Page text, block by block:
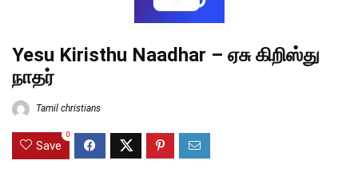
Yesu Kiristhu Naadhar – ஏசு கிறிஸ்து
நாதர்
Tamil christians
Save
0